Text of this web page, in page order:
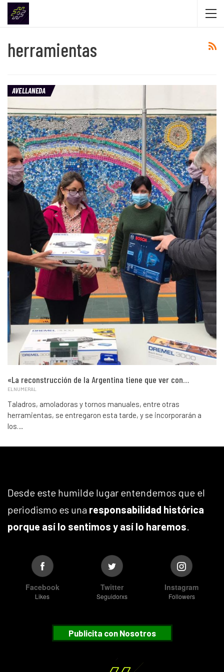
herramientas
AVELLANEDA
«La reconstrucción de la Argentina tiene que ver con…
ELNUMERAL
Taladros, amoladoras y tornos manuales, entre otras
herramientas, se entregaron esta tarde, y se incorporarán a
los…
Desde este humilde lugar entendemos que el
periodismo es una responsabilidad histórica
porque así lo sentimos y así lo haremos.
Facebook
Likes
Twitter
Seguidorxs
Instagram
Followers
Publicita con Nosotros